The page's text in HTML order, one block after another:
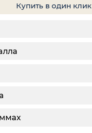
Купить в один клик